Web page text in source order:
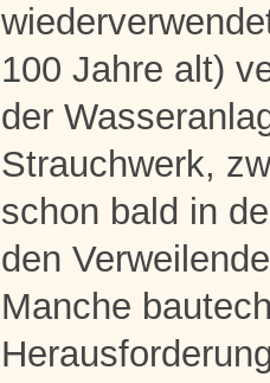
100 Jahre alt)
der
Strauchwerk,
schon bald in
den
Manche